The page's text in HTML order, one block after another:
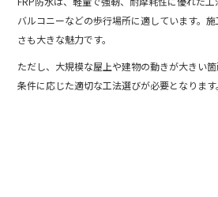
バルコニーなどの歩行場所に適しています。
さも大きな魅力です。
ただし、大規模な屋上や建物の動きが大きい
条件に応じた適切な工法選びが必要となります。